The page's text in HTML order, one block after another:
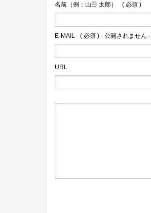
名前（例：山田 太郎） ( 必須 )
E-MAIL ( 必須 ) - 公開されません -
URL